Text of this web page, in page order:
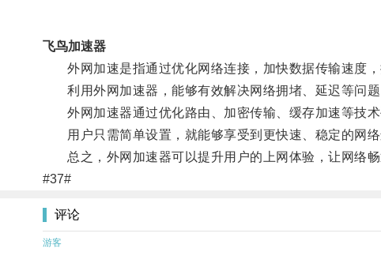
飞鸟加速器
外网加速是指通过优化网络连接，加快数据传输速度，
利用外网加速器，能够有效解决网络拥堵、延迟等问题
外网加速器通过优化路由、加密传输、缓存加速等技术
用户只需简单设置，就能够享受到更快速、稳定的网络
总之，外网加速器可以提升用户的上网体验，让网络畅
#37#
评论
游客